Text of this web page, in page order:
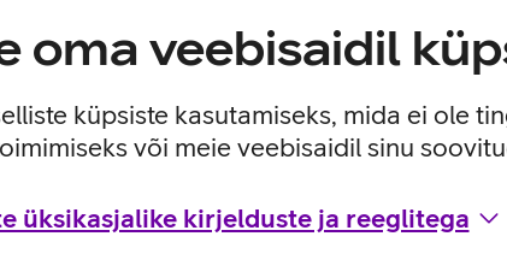
oma veebisaidil
küpsiste kasutamiseks, mida ei ole
või meie veebisaidil sinu
üksikasjalike kirjelduste ja reeglitega
olla päevi järjest.
SOS nupule vajutamine saadab hädaabisõnumi koos
2660 Flip_EST
ja kasutusviisidega tootja kodulehel